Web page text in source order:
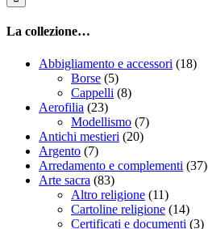
La collezione…
Abbigliamento e accessori (18)
Borse (5)
Cappelli (8)
Aerofilia (23)
Modellismo (7)
Antichi mestieri (20)
Argento (7)
Arredamento e complementi (37)
Arte sacra (83)
Altro religione (11)
Cartoline religione (14)
Certificati e documenti (3)